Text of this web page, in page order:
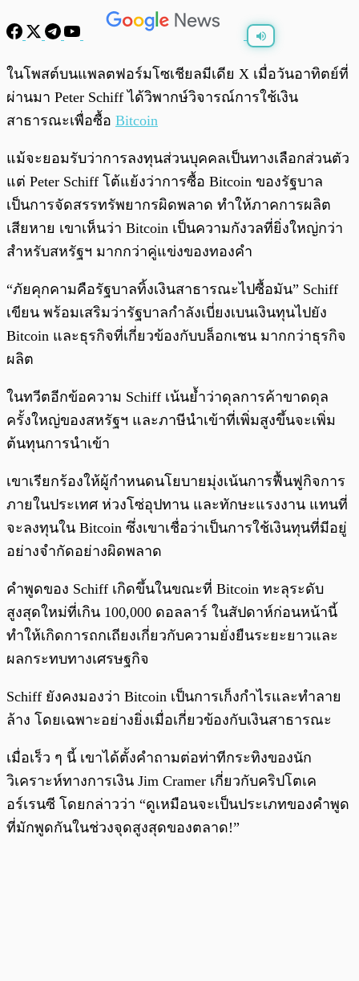
พร้อมเล่น 0:00 0:00
ในโพสต์บนแพลตฟอร์มโซเชียลมีเดีย X เมื่อวันอาทิตย์ที่
ผ่านมา Peter Schiff ได้วิพากษ์วิจารณ์การใช้เงิน
สาธารณะเพื่อซื้อ Bitcoin
แม้จะยอมรับว่าการลงทุนส่วนบุคคลเป็นทางเลือกส่วนตัว
แต่ Peter Schiff โต้แย้งว่าการซื้อ Bitcoin ของรัฐบาล
เป็นการจัดสรรทรัพยากรผิดพลาด ทำให้ภาคการผลิต
เสียหาย เขาเห็นว่า Bitcoin เป็นความกังวลที่ยิ่งใหญ่กว่า
สำหรับสหรัฐฯ มากกว่าคู่แข่งของทองคำ
“ภัยคุกคามคือรัฐบาลทิ้งเงินสาธารณะไปซื้อมัน” Schiff
เขียน พร้อมเสริมว่ารัฐบาลกำลังเบี่ยงเบนเงินทุนไปยัง
Bitcoin และธุรกิจที่เกี่ยวข้องกับบล็อกเชน มากกว่าธุรกิจ
ผลิต
ในทวีตอีกข้อความ Schiff เน้นย้ำว่าดุลการค้าขาดดุล
ครั้งใหญ่ของสหรัฐฯ และภาษีนำเข้าที่เพิ่มสูงขึ้นจะเพิ่ม
ต้นทุนการนำเข้า
เขาเรียกร้องให้ผู้กำหนดนโยบายมุ่งเน้นการฟื้นฟูกิจการ
ภายในประเทศ ห่วงโซ่อุปทาน และทักษะแรงงาน แทนที่
จะลงทุนใน Bitcoin ซึ่งเขาเชื่อว่าเป็นการใช้เงินทุนที่มีอยู่
อย่างจำกัดอย่างผิดพลาด
คำพูดของ Schiff เกิดขึ้นในขณะที่ Bitcoin ทะลุระดับ
สูงสุดใหม่ที่เกิน 100,000 ดอลลาร์ ในสัปดาห์ก่อนหน้านี้
ทำให้เกิดการถกเถียงเกี่ยวกับความยั่งยืนระยะยาวและ
ผลกระทบทางเศรษฐกิจ
Schiff ยังคงมองว่า Bitcoin เป็นการเก็งกำไรและทำลาย
ล้าง โดยเฉพาะอย่างยิ่งเมื่อเกี่ยวข้องกับเงินสาธารณะ
เมื่อเร็ว ๆ นี้ เขาได้ตั้งคำถามต่อท่าทีกระทิงของนัก
วิเคราะห์ทางการเงิน Jim Cramer เกี่ยวกับคริปโตเค
อร์เรนซี โดยกล่าวว่า “ดูเหมือนจะเป็นประเภทของคำพูด
ที่มักพูดกันในช่วงจุดสูงสุดของตลาด!”